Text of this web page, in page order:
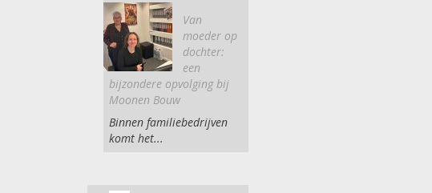
Van
moeder op
dochter:
een
bijzondere opvolging bij
Moonen Bouw
Binnen familiebedrijven
komt het...